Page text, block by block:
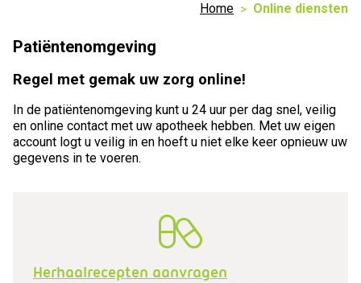
Home Online diensten
Patiëntenomgeving
Regel met gemak uw zorg online!
In de patiëntenomgeving kunt u 24 uur per dag snel, veilig
en online contact met uw apotheek hebben. Met uw eigen
account logt u veilig in en hoeft u niet elke keer opnieuw uw
gegevens in te voeren.
Herhaalrecepten aanvragen